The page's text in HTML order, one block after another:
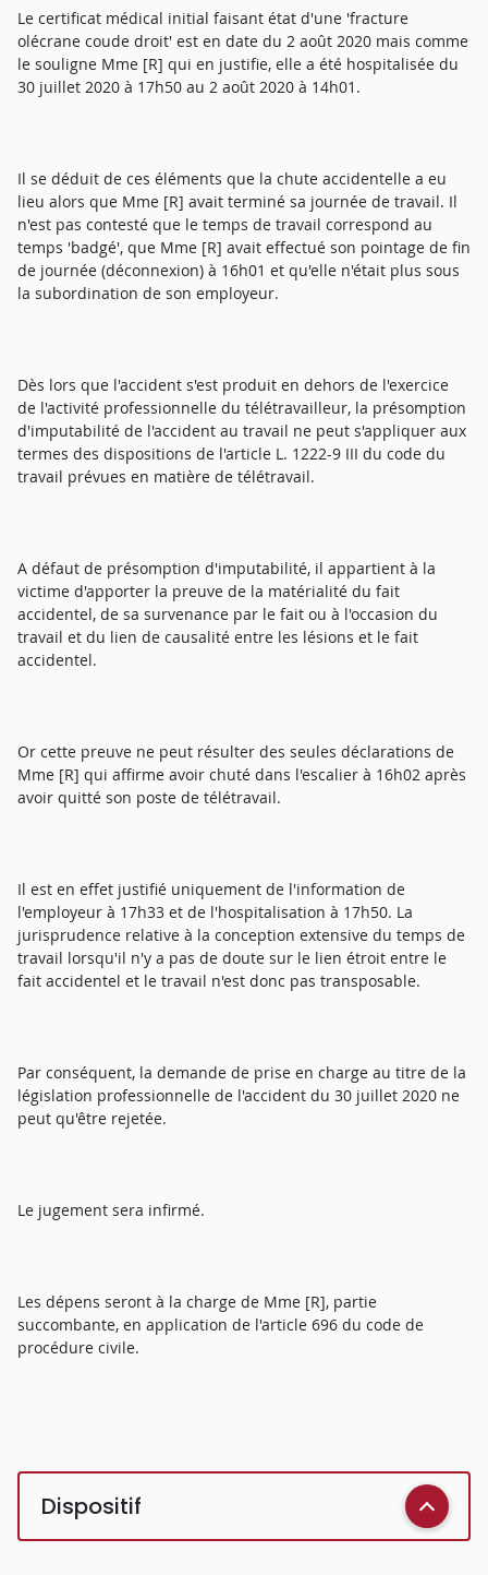
Le certificat médical initial faisant état d'une 'fracture
olécrane coude droit' est en date du 2 août 2020 mais comme
le souligne Mme [R] qui en justifie, elle a été hospitalisée du
30 juillet 2020 à 17h50 au 2 août 2020 à 14h01.
Il se déduit de ces éléments que la chute accidentelle a eu
lieu alors que Mme [R] avait terminé sa journée de travail. Il
n'est pas contesté que le temps de travail correspond au
temps 'badgé', que Mme [R] avait effectué son pointage de fin
de journée (déconnexion) à 16h01 et qu'elle n'était plus sous
la subordination de son employeur.
Dès lors que l'accident s'est produit en dehors de l'exercice
de l'activité professionnelle du télétravailleur, la présomption
d'imputabilité de l'accident au travail ne peut s'appliquer aux
termes des dispositions de l'article L. 1222-9 III du code du
travail prévues en matière de télétravail.
A défaut de présomption d'imputabilité, il appartient à la
victime d'apporter la preuve de la matérialité du fait
accidentel, de sa survenance par le fait ou à l'occasion du
travail et du lien de causalité entre les lésions et le fait
accidentel.
Or cette preuve ne peut résulter des seules déclarations de
Mme [R] qui affirme avoir chuté dans l'escalier à 16h02 après
avoir quitté son poste de télétravail.
Il est en effet justifié uniquement de l'information de
l'employeur à 17h33 et de l'hospitalisation à 17h50. La
jurisprudence relative à la conception extensive du temps de
travail lorsqu'il n'y a pas de doute sur le lien étroit entre le
fait accidentel et le travail n'est donc pas transposable.
Par conséquent, la demande de prise en charge au titre de la
législation professionnelle de l'accident du 30 juillet 2020 ne
peut qu'être rejetée.
Le jugement sera infirmé.
Les dépens seront à la charge de Mme [R], partie
succombante, en application de l'article 696 du code de
procédure civile.
Dispositif